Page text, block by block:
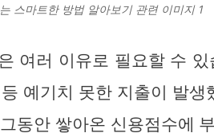
스마트한 방법 알아보기 관련 이미지 1
여러 이유로 필요할 수
예기치 못한 지출이 발
동안 쌓아온 신용점수에